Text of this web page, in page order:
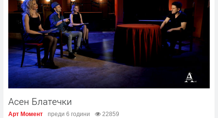
Асен Блатечки
Арт Момент преди 6 години 22859